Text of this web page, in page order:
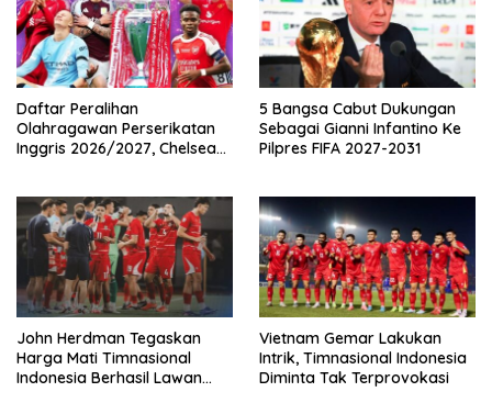
Daftar Peralihan
Olahragawan Perserikatan
Inggris 2026/2027, Chelsea
5 Bangsa Cabut Dukungan
Sebagai Gianni Infantino Ke
Pilpres FIFA 2027-2031
John Herdman Tegaskan
Harga Mati Timnasional
Indonesia Berhasil Lawan
Vietnam Gemar Lakukan
Intrik, Timnasional Indonesia
Diminta Tak Terprovokasi